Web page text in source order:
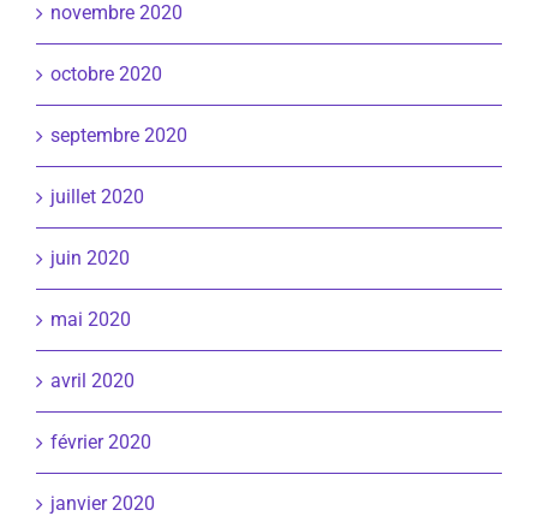
novembre 2020
octobre 2020
septembre 2020
juillet 2020
juin 2020
mai 2020
avril 2020
février 2020
janvier 2020